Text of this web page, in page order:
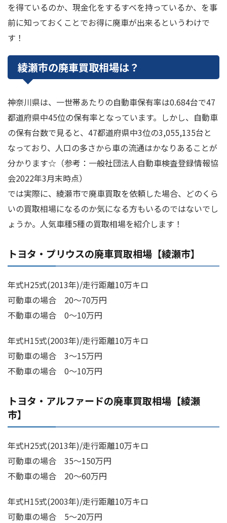
を得ているのか、現金化をするすべを持っているか、を事
前に知っておくことでお得に廃車が出来るというわけで
す！
綾瀬市の廃車買取相場は？
神奈川県は、一世帯あたりの自動車保有率は0.684台で47
都道府県中45位の保有率となっています。しかし、自動車
の保有台数で見ると、47都道府県中3位の3,055,135台と
なっており、人口の多さから車の流通はかなりあることが
分かります☆（参考：一般社団法人自動車検査登録情報協
会2022年3月末時点）
では実際に、綾瀬市で廃車買取を依頼した場合、どのくら
いの買取相場になるのか気になる方もいるのではないでし
ょうか。人気車種5種の買取相場を紹介します！
トヨタ・プリウスの廃車買取相場【綾瀬市】
年式H25式(2013年)/走行距離10万キロ
可動車の場合 20～70万円
不動車の場合 0～10万円
年式H15式(2003年)/走行距離10万キロ
可動車の場合 3～15万円
不動車の場合 0～10万円
トヨタ・アルファードの廃車買取相場【綾瀬
市】
年式H25式(2013年)/走行距離10万キロ
可動車の場合 35～150万円
不動車の場合 20～60万円
年式H15式(2003年)/走行距離10万キロ
可動車の場合 5～20万円